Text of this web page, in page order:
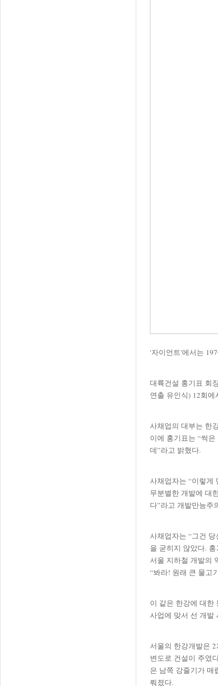
'자이언트'에서는
대륙건설 홍기표 회
연출 유인식) 12회
사채업의 대부는 한
이에 홍기표는 “썩
데”라고 밝혔다.
사채업자는 “이렇게
무분별한 개발에 대
다”라고 개발만능주
사채업자는 “그건
을 굳히지 않았다.
서울 지하철 개발의
“봐라! 원래 큰 물고
이 같은 한강에 대한
사업에 맞서 선 개발
서울의 한강개발은
변도로 건설이 주였
은 남쪽 강줄기가 매
뤄졌다.